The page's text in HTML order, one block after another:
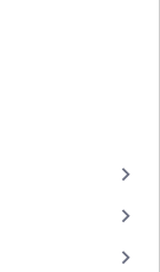
keyboard_arrow_right
keyboard_arrow_right
keyboard_arrow_right